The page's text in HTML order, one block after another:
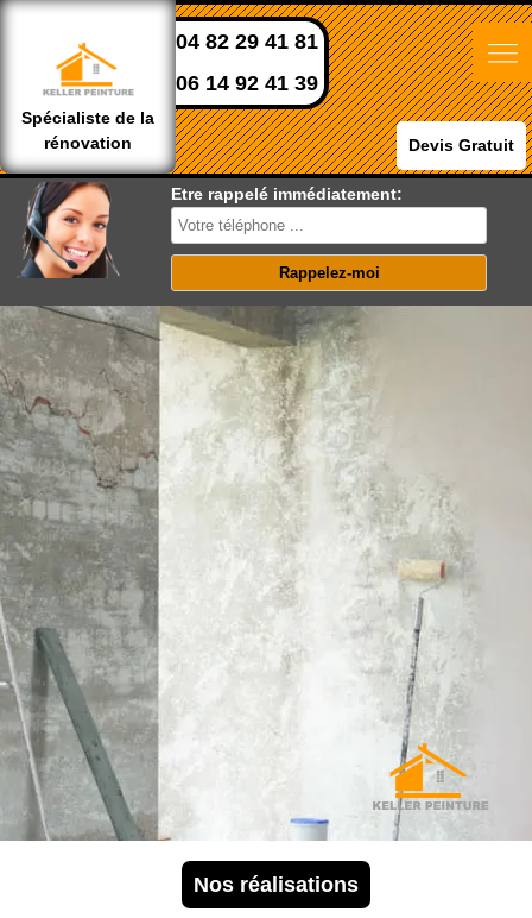
Spécialiste de la
rénovation
04 82 29 41 81
06 14 92 41 39
Devis Gratuit
Etre rappelé immédiatement:
Nos réalisations